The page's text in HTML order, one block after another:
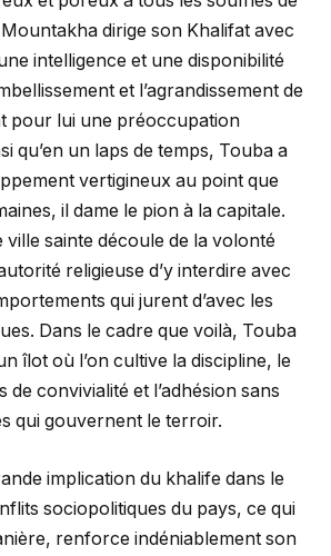
dirige son Khalifat avec
intelligence et une disponibilité
et l’agrandissement de
pour lui une préoccupation
qu’en un laps de temps, Touba a
vertigineux au point que
il dame le pion à la capitale.
ville sainte découle de la volonté
religieuse d’y interdire avec
qui jurent d’avec les
Dans le cadre que voilà, Touba
îlot où l’on cultive la discipline, le
de convivialité et l’adhésion sans
qui gouvernent le terroir.
implication du khalife dans le
sociopolitiques du pays, ce qui
renforce indéniablement son